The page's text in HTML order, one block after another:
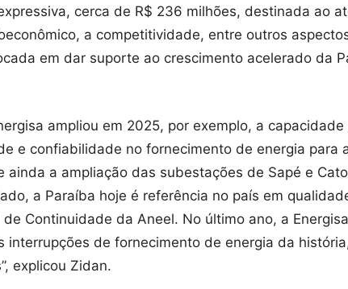
cerca de R$ 236 milhões, destinada ao
a competitividade, entre outros
em dar suporte ao crescimento acelerado da
ampliou em 2025, por exemplo, a
e confiabilidade no fornecimento de energia para
ainda a ampliação das subestações de Sapé e
a Paraíba hoje é referência no país em
Continuidade da Aneel. No último ano, a
interrupções de fornecimento de energia da
explicou Zidan.